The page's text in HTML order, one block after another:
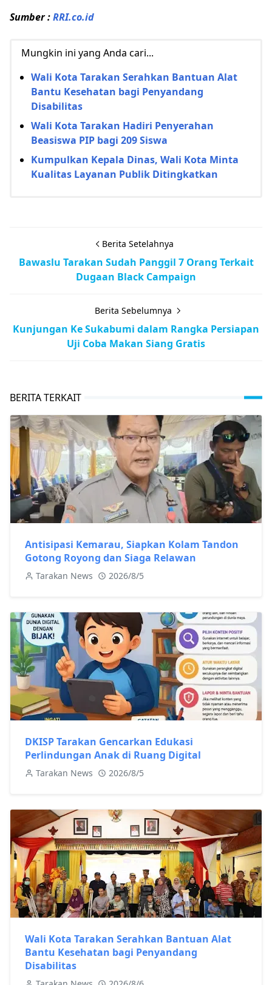
Sumber :RRI.co.id
Mungkin ini yang Anda cari...
Wali Kota Tarakan Serahkan Bantuan Alat
Bantu Kesehatan bagi Penyandang
Disabilitas
Wali Kota Tarakan Hadiri Penyerahan
Beasiswa PIP bagi 209 Siswa
Kumpulkan Kepala Dinas, Wali Kota Minta
Kualitas Layanan Publik Ditingkatkan
Berita Setelahnya
Bawaslu Tarakan Sudah Panggil 7 Orang Terkait
Dugaan Black Campaign
Berita Sebelumnya
Kunjungan Ke Sukabumi dalam Rangka Persiapan
Uji Coba Makan Siang Gratis
BERITA TERKAIT
Antisipasi Kemarau, Siapkan Kolam Tandon
Gotong Royong dan Siaga Relawan
Tarakan News 2026/8/5
DKISP Tarakan Gencarkan Edukasi
Perlindungan Anak di Ruang Digital
Tarakan News 2026/8/5
Wali Kota Tarakan Serahkan Bantuan Alat
Bantu Kesehatan bagi Penyandang
Disabilitas